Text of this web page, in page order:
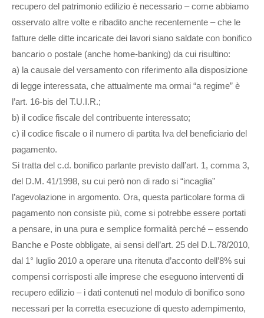
recupero del patrimonio edilizio è necessario – come abbiamo
osservato altre volte e ribadito anche recentemente – che le
fatture delle ditte incaricate dei lavori siano saldate con bonifico
bancario o postale (anche home-banking) da cui risultino:
a) la causale del versamento con riferimento alla disposizione
di legge interessata, che attualmente ma ormai “a regime” è
l’art. 16-bis del T.U.I.R.;
b) il codice fiscale del contribuente interessato;
c) il codice fiscale o il numero di partita Iva del beneficiario del
pagamento.
Si tratta del c.d. bonifico parlante previsto dall’art. 1, comma 3,
del D.M. 41/1998, su cui però non di rado si “incaglia”
l’agevolazione in argomento. Ora, questa particolare forma di
pagamento non consiste più, come si potrebbe essere portati
a pensare, in una pura e semplice formalità perché – essendo
Banche e Poste obbligate, ai sensi dell’art. 25 del D.L.78/2010,
dal 1° luglio 2010 a operare una ritenuta d’acconto dell’8% sui
compensi corrisposti alle imprese che eseguono interventi di
recupero edilizio – i dati contenuti nel modulo di bonifico sono
necessari per la corretta esecuzione di questo adempimento,